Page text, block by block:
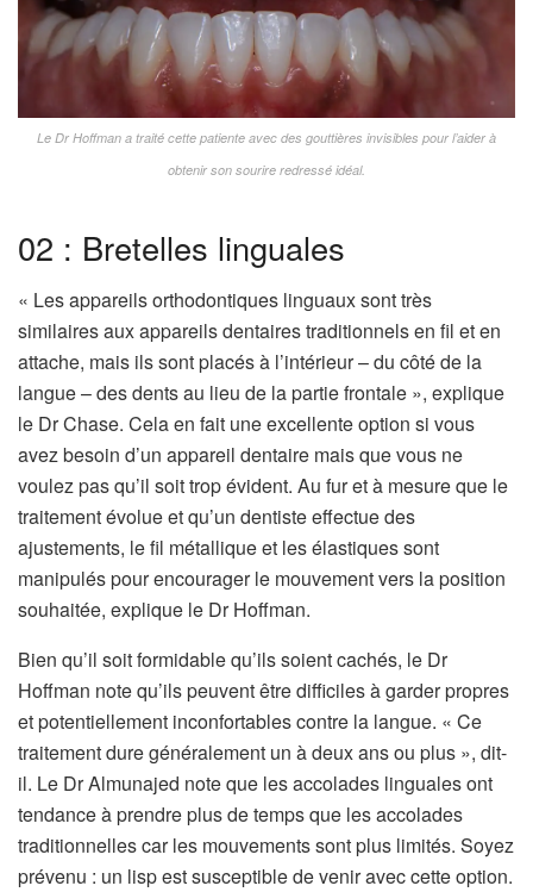
Le Dr Hoffman a traité cette patiente avec des gouttières invisibles pour l’aider à
obtenir son sourire redressé idéal.
02 : Bretelles linguales
« Les appareils orthodontiques linguaux sont très
similaires aux appareils dentaires traditionnels en fil et en
attache, mais ils sont placés à l’intérieur – du côté de la
langue – des dents au lieu de la partie frontale », explique
le Dr Chase. Cela en fait une excellente option si vous
avez besoin d’un appareil dentaire mais que vous ne
voulez pas qu’il soit trop évident. Au fur et à mesure que le
traitement évolue et qu’un dentiste effectue des
ajustements, le fil métallique et les élastiques sont
manipulés pour encourager le mouvement vers la position
souhaitée, explique le Dr Hoffman.
Bien qu’il soit formidable qu’ils soient cachés, le Dr
Hoffman note qu’ils peuvent être difficiles à garder propres
et potentiellement inconfortables contre la langue. « Ce
traitement dure généralement un à deux ans ou plus », dit-
il. Le Dr Almunajed note que les accolades linguales ont
tendance à prendre plus de temps que les accolades
traditionnelles car les mouvements sont plus limités. Soyez
prévenu : un lisp est susceptible de venir avec cette option.